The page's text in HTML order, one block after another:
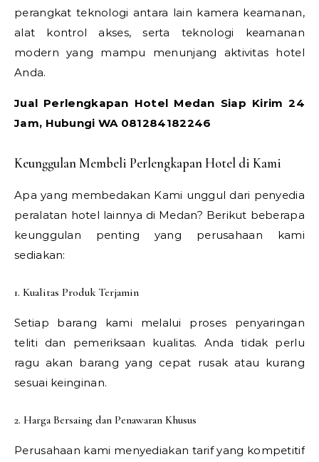
perangkat teknologi antara lain kamera keamanan,
alat kontrol akses, serta teknologi keamanan
modern yang mampu menunjang aktivitas hotel
Anda.
Jual Perlengkapan Hotel Medan Siap Kirim 24
Jam, Hubungi WA 081284182246
Keunggulan Membeli Perlengkapan Hotel di Kami
Apa yang membedakan Kami unggul dari penyedia
peralatan hotel lainnya di Medan? Berikut beberapa
keunggulan penting yang perusahaan kami
sediakan:
1. Kualitas Produk Terjamin
Setiap barang kami melalui proses penyaringan
teliti dan pemeriksaan kualitas. Anda tidak perlu
ragu akan barang yang cepat rusak atau kurang
sesuai keinginan.
2. Harga Bersaing dan Penawaran Khusus
Perusahaan kami menyediakan tarif yang kompetitif